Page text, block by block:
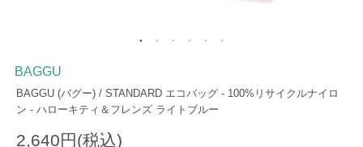
BAGGU
BAGGU (バグー) / STANDARD エコバッグ - 100%リサイクルナイロ
ン - ハローキティ＆フレンズ ライトブルー
2,640円(税込)